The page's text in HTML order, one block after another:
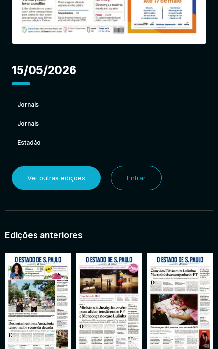
15/05/2026
Jornais
Jornais
Estadão
Ver outras edições Entrar
Edições anteriores